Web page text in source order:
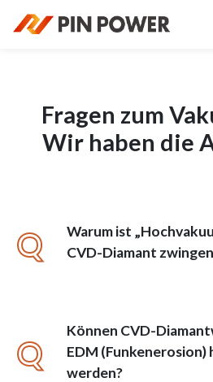
Fragen zum
Wir haben die
Q
Warum ist
CVD-Diamant
Q
Können CVD-
EDM
werden?